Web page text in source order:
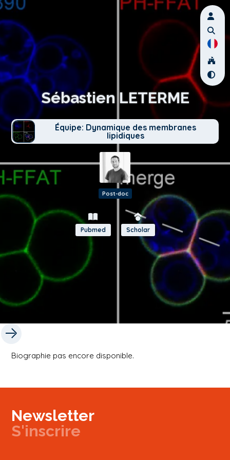
Sébastien LETERME
Équipe: Dynamique des membranes
lipidiques
Post-doc
Pubmed Scholar
Biographie pas encore disponible.
Newsletter
S'inscrire